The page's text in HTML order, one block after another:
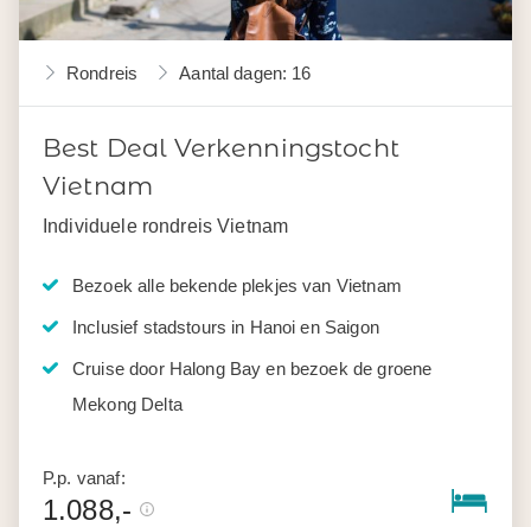
Rondreis Aantal dagen: 16
Best Deal Verkenningstocht
Vietnam
Individuele rondreis Vietnam
Bezoek alle bekende plekjes van Vietnam
Inclusief stadstours in Hanoi en Saigon
Cruise door Halong Bay en bezoek de groene
Mekong Delta
P.p. vanaf:
1.088,-